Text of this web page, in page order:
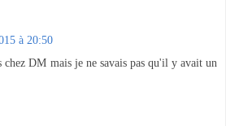
à 20:50
chez DM mais je ne savais pas qu'il y avait un